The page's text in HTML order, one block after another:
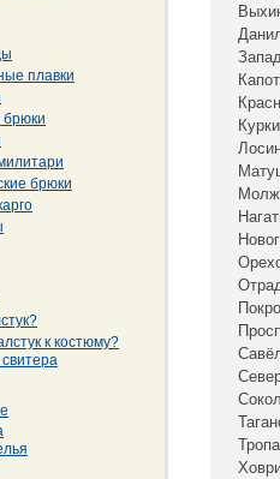
плавки
брюки
брюки
к костюму?